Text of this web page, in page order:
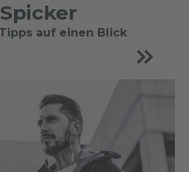
auf einen Blick